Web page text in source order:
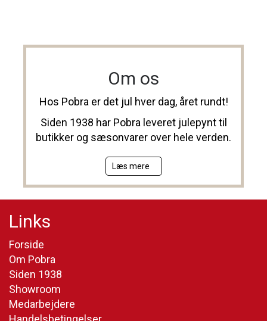
Om os
Hos Pobra er det jul hver dag, året rundt!
Siden 1938 har Pobra leveret julepynt til
butikker og sæsonvarer over hele verden.
Læs mere
Links
Forside
Om Pobra
Siden 1938
Showroom
Medarbejdere